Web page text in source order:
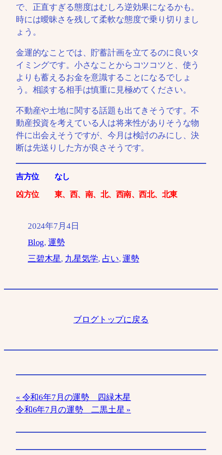
で、正直すぎる態度はむしろ逆効果になるかも。
時には曖昧さを残して柔軟な態度で乗り切りまし
ょう。
金運的なことでは、貯蓄計画を立てるのに良いタ
イミングです。小さなことからコツコツと、使う
よりも蓄えるお金を意識することになるでしょ
う。相談する相手は慎重に見極めてください。
不動産や土地に関する話題も出てきそうです。不
動産投資を考えている人は将来性がありそうな物
件に出会えそうですが、今月は検討のみにし、決
断は先送りした方が良さそうです。
吉方位 なし
凶方位 東、西、南、北、西南、西北、北東
2024年7月4日
Blog, 運勢
三碧木星, 九星気学, 占い, 運勢
ブログトップに戻る
令和6年7月の運勢 四緑木星
令和6年7月の運勢 二黒土星